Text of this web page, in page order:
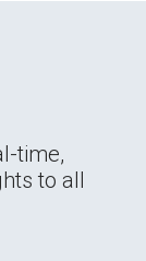
time,
to all